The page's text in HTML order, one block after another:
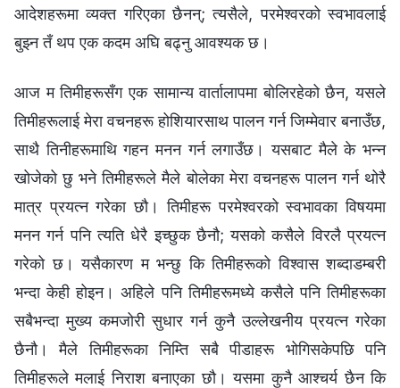
आदेशहरूमा व्यक्त गरिएका छैनन्; त्यसैले, परमेश्‍वरको स्वभावलाई
बुझ्‍न तँ थप एक कदम अघि बढ्नु आवश्‍यक छ।
आज म तिमीहरूसँग एक सामान्य वार्तालापमा बोलिरहेको छैन, यसले
तिमीहरूलाई मेरा वचनहरू होशियारसाथ पालन गर्न जिम्मेवार बनाउँछ,
साथै तिनीहरूमाथि गहन मनन गर्न लगाउँछ। यसबाट मैले के भन्‍न
खोजेको छु भने तिमीहरूले मैले बोलेका मेरा वचनहरू पालन गर्न थोरै
मात्र प्रयत्‍न गरेका छौ। तिमीहरू परमेश्‍वरको स्वभावका विषयमा
मनन गर्न पनि त्यति धेरै इच्छुक छैनौ; यसको कसैले विरलै प्रयत्‍न
गरेको छ। यसैकारण म भन्छु कि तिमीहरूको विश्‍वास शब्दाडम्बरी
भन्दा केही होइन। अहिले पनि तिमीहरूमध्ये कसैले पनि तिमीहरूका
सबैभन्दा मुख्य कमजोरी सुधार गर्न कुनै उल्लेखनीय प्रयत्‍न गरेका
छैनौ। मैले तिमीहरूका निम्ति सबै पीडाहरू भोगिसकेपछि पनि
तिमीहरूले मलाई निराश बनाएका छौ। यसमा कुनै आश्‍चर्य छैन कि